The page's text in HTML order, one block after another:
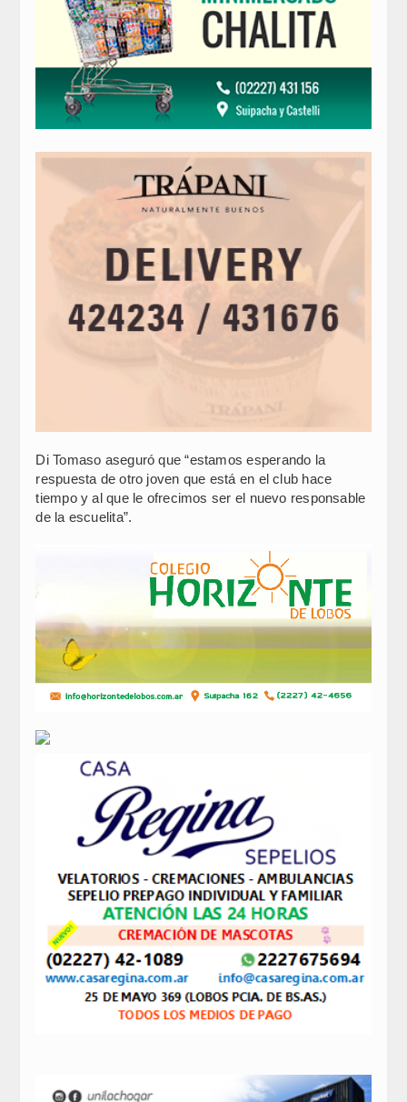
Di Tomaso aseguró que “estamos esperando la
respuesta de otro joven que está en el club hace
tiempo y al que le ofrecimos ser el nuevo responsable
de la escuelita”.